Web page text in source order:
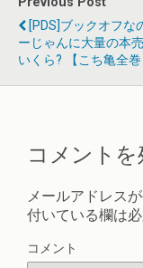
[PDS]ブックオフな
ーじゃんに大量の本
いくら? 【こち亀全巻
コメントを
メールアドレス
付いている欄は
コメント